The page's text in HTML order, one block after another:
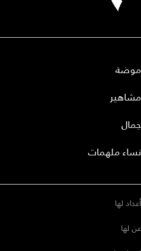
موضة
مشاهير
جمال
نساء ملهمات
أعداد لها
عن لها